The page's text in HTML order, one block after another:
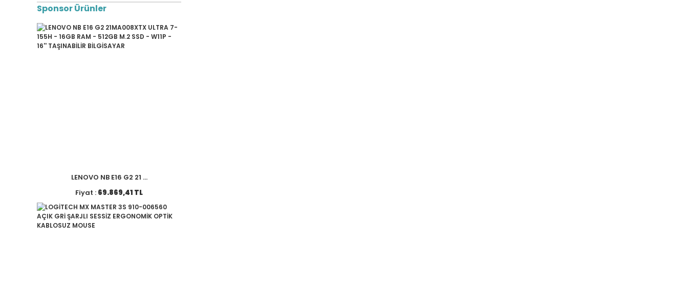
Sponsor Ürünler
LENOVO NB E16 G2 21 ...
Fiyat : 69.869,41 TL